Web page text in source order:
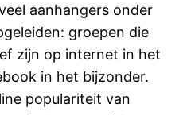
aanhangers onder
groepen die
zijn op internet in het
in het bijzonder.
populariteit van